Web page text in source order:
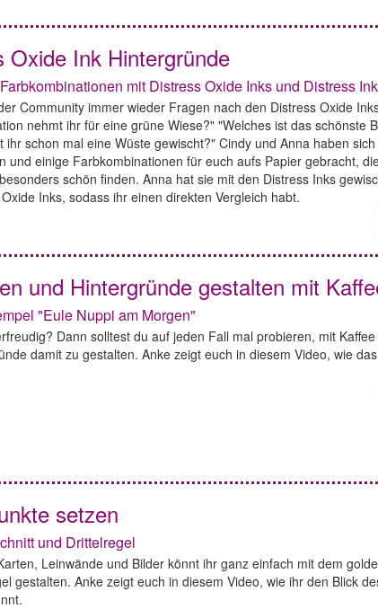
Oxide Ink Hintergründe
mit Distress Oxide Inks und Distress
Community immer wieder Fragen nach den Distress Oxide
nehmt ihr für eine grüne Wiese?" "Welches ist das schönste
ihr schon mal eine Wüste gewischt?" Cindy und Anna haben
und einige Farbkombinationen für euch aufs Papier gebracht,
schön finden. Anna hat sie mit den Distress Inks
Inks, sodass ihr einen direkten Vergleich habt.
und Hintergründe gestalten mit
"Eule Nuppi am Morgen"
Dann solltest du auf jeden Fall mal probieren, mit
damit zu gestalten. Anke zeigt euch in diesem Video, wie
setzen
und Drittelregel
Leinwände und Bilder könnt ihr ganz einfach mit dem
gestalten. Anke zeigt euch in diesem Video, wie ihr den Blick